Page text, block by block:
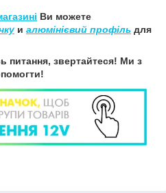
Ви можете
и алюмінієвий профіль для
питання, звертайтеся! Ми з